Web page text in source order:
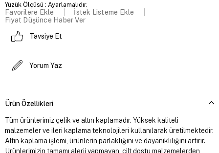
Yüzük Ölçüsü : Ayarlamalıdır.
Favorilere Ekle
İstek Listeme Ekle
Fiyat Düşünce Haber Ver
Tavsiye Et
Yorum Yaz
Ürün Özellikleri
Tüm ürünlerimiz çelik ve altın kaplamadır. Yüksek kaliteli
malzemeler ve ileri kaplama teknolojileri kullanılarak üretilmektedir.
Altın kaplama işlemi, ürünlerin parlaklığını ve dayanıklılığını artırır.
Ürünlerimizin tamamı alerji yapmayan, cilt dostu malzemelerden